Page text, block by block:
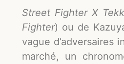
Street Fighter X
Fighter) ou de
vague d’adversaires
marché, un